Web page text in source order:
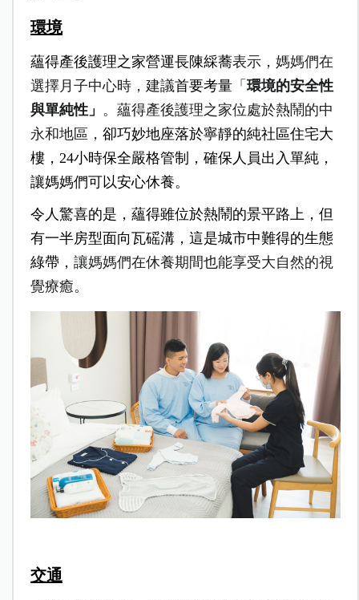
環境
蘊得產後護理之家營運長陳綵蕎表示， 媽媽們在
選擇月子中心時，建議首要考量「 環境的安全性
與單純性」 。蘊得產後護理之家位處於熱鬧的中
永和地區， 卻巧妙地座落於寧靜的純社區住宅大
樓，24小時保全嚴格管制，確保人員出入單純，
讓媽媽們可以安心休養。
令人驚喜的是，蘊得雖位於熱鬧的景平路上，但
有一半房型面向瓦磘溝，這是城市中難得的生態
綠帶， 讓媽媽們在休養期間也能享受大自然的視
覺療癒。
交通